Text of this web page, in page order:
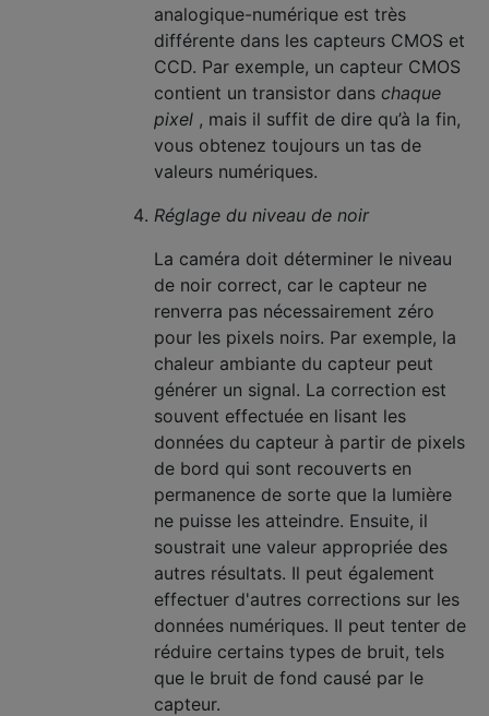
analogique-numérique est très
différente dans les capteurs CMOS et
CCD. Par exemple, un capteur CMOS
contient un transistor dans chaque
pixel , mais il suffit de dire qu’à la fin,
vous obtenez toujours un tas de
valeurs numériques.
Réglage du niveau de noir
La caméra doit déterminer le niveau
de noir correct, car le capteur ne
renverra pas nécessairement zéro
pour les pixels noirs. Par exemple, la
chaleur ambiante du capteur peut
générer un signal. La correction est
souvent effectuée en lisant les
données du capteur à partir de pixels
de bord qui sont recouverts en
permanence de sorte que la lumière
ne puisse les atteindre. Ensuite, il
soustrait une valeur appropriée des
autres résultats. Il peut également
effectuer d'autres corrections sur les
données numériques. Il peut tenter de
réduire certains types de bruit, tels
que le bruit de fond causé par le
capteur.